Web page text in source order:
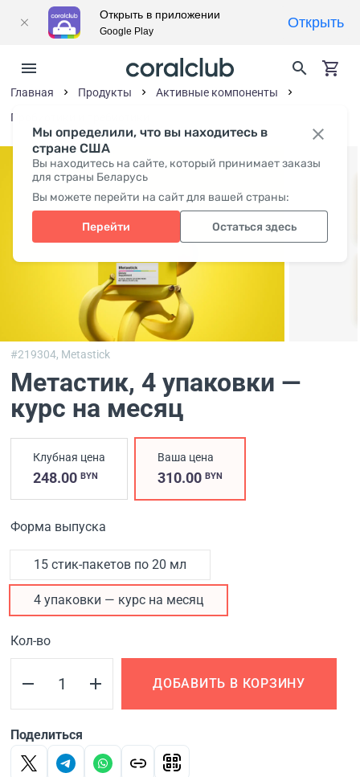
Мы определили, что вы находитесь в
стране США
Вы находитесь на сайте, который принимает заказы
для страны Беларусь
Вы можете перейти на сайт для вашей страны:
Перейти Остаться здесь
Главная Продукты
Активные компоненты
Пробиотики и пребиотики
#219304, Metastick
Метастик, 4 упаковки —
курс на месяц
Клубная цена
248.00 BYN
Ваша цена
310.00BYN
Форма выпуска
15 стик-пакетов по 20 мл
4 упаковки — курс на месяц
Кол-во
ДОБАВИТЬ В КОРЗИНУ
Поделиться
Открыть в приложении
Google Play
Открыть